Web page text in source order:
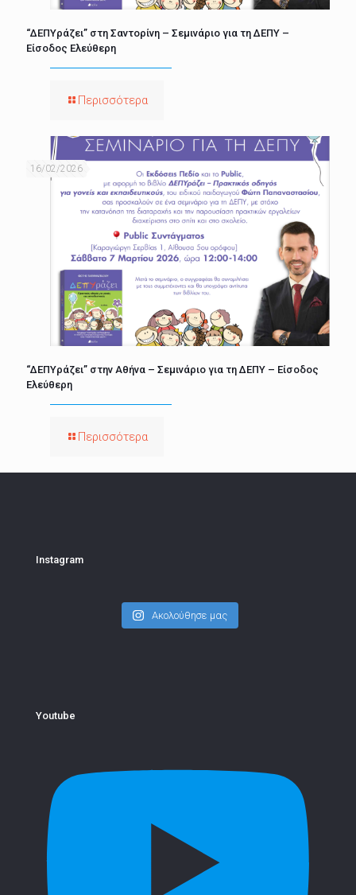
“ΔΕΠΥράζει” στη Σαντορίνη – Σεμινάριο για τη ΔΕΠΥ –
Είσοδος Ελεύθερη
Περισσότερα
16/02/2026
“ΔΕΠΥράζει” στην Αθήνα – Σεμινάριο για τη ΔΕΠΥ – Είσοδος
Ελεύθερη
Περισσότερα
Instagram
Ακολούθησε μας
Youtube